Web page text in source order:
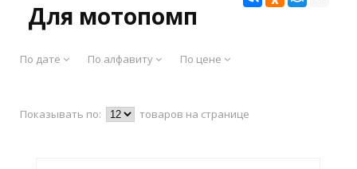
Для мотопомп
По дате По алфавиту По цене
Показывать по: товаров на странице